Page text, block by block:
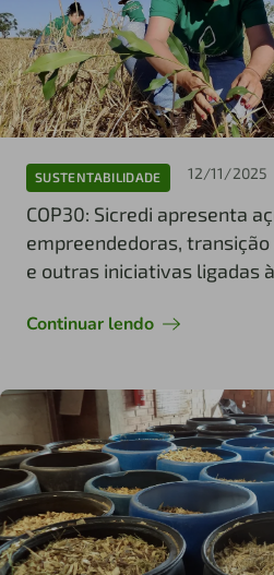
SUSTENTABILIDADE 12/11/2025
COP30: Sicredi apresenta
empreendedoras,
e outras iniciativas ligadas
Continuar lendo